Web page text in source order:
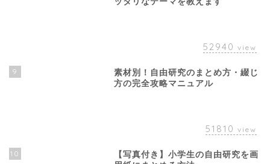
52940 view
9
素材別！自由研究のまとめ方・綴じ
方の完全攻略マニュアル
51810 view
10
【写真付き】小学生の自由研究を画